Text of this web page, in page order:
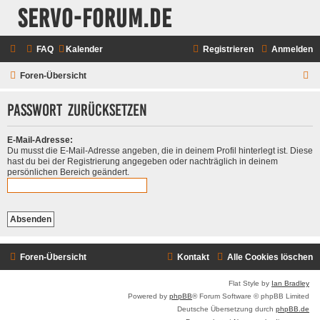
servo-forum.de
FAQ Kalender Anmelden
Registrieren
Foren-Übersicht
Passwort zurücksetzen
E-Mail-Adresse:
Du musst die E-Mail-Adresse angeben, die in deinem Profil hinterlegt ist. Diese
hast du bei der Registrierung angegeben oder nachträglich in deinem
persönlichen Bereich geändert.
Foren-Übersicht Alle Cookies löschen
Kontakt
Flat Style by Ian Bradley
Powered by phpBB® Forum Software © phpBB Limited
Deutsche Übersetzung durch phpBB.de